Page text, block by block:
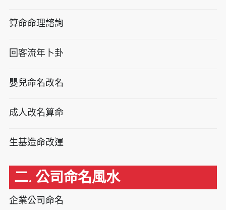
算命命理諮詢
回客流年卜卦
嬰兒命名改名
成人改名算命
生基造命改運
二. 公司命名風水
企業公司命名